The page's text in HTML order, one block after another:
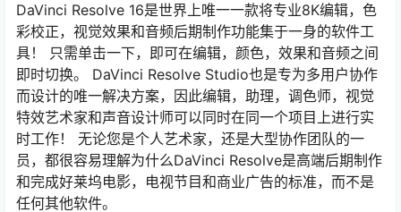
DaVinci Resolve 16是世界上唯一一款将专业8K编辑，色
彩校正，视觉效果和音频后期制作功能集于一身的软件工
具！ 只需单击一下，即可在编辑，颜色，效果和音频之间
即时切换。 DaVinci Resolve Studio也是专为多用户协作
而设计的唯一解决方案，因此编辑，助理，调色师，视觉
特效艺术家和声音设计师可以同时在同一个项目上进行实
时工作！ 无论您是个人艺术家，还是大型协作团队的一
员，都很容易理解为什么DaVinci Resolve是高端后期制作
和完成好莱坞电影，电视节目和商业广告的标准，而不是
任何其他软件。